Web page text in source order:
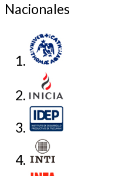
Nacionales